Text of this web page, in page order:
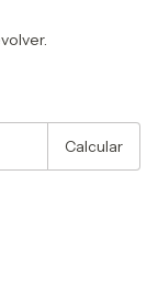
Calcular